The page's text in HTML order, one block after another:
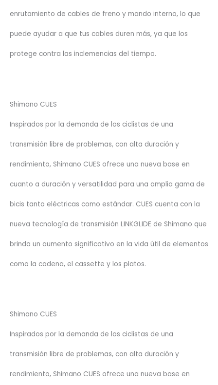
enrutamiento de cables de freno y mando interno, lo que
puede ayudar a que tus cables duren más, ya que los
protege contra las inclemencias del tiempo.
Shimano CUES
Inspirados por la demanda de los ciclistas de una
transmisión libre de problemas, con alta duración y
rendimiento, Shimano CUES ofrece una nueva base en
cuanto a duración y versatilidad para una amplia gama de
bicis tanto eléctricas como estándar. CUES cuenta con la
nueva tecnología de transmisión LINKGLIDE de Shimano que
brinda un aumento significativo en la vida útil de elementos
como la cadena, el cassette y los platos.
Shimano CUES
Inspirados por la demanda de los ciclistas de una
transmisión libre de problemas, con alta duración y
rendimiento, Shimano CUES ofrece una nueva base en